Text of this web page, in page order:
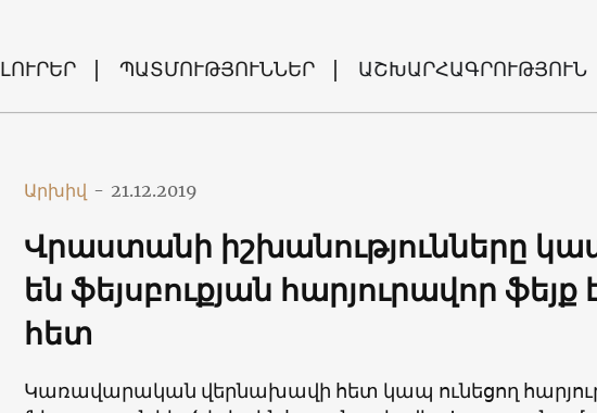
ԼՈՒՐԵՐ ՊԱՏՄՈՒԹՅՈՒՆՆԵՐ ԱՇԽԱՐՀԱԳՐՈՒԹՅՈՒՆ
Արխիվ - 21.12.2019
Վրաստանի իշխանությունները
են ֆեյսբուքյան հարյուրավոր ֆեյք
հետ
Կառավարական վերնախավի հետ կապ ունեցող